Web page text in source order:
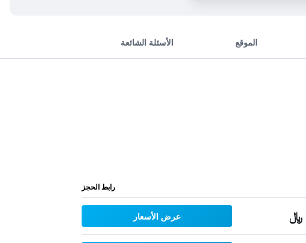
الموقع الأسئلة الشائعة
رابط الحجز
عرض الأسعار